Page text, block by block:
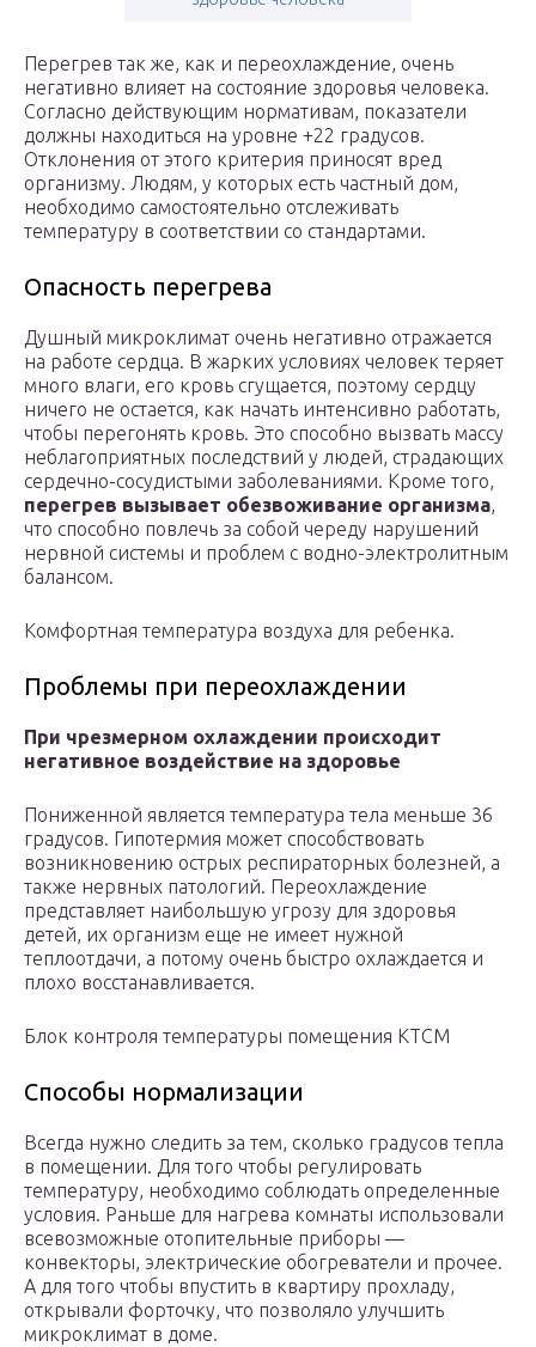
Перегрев так же, как и переохлаждение, очень
негативно влияет на состояние здоровья человека.
Согласно действующим нормативам, показатели
должны находиться на уровне +22 градусов.
Отклонения от этого критерия приносят вред
организму. Людям, у которых есть частный дом,
необходимо самостоятельно отслеживать
температуру в соответствии со стандартами.
Опасность перегрева
Душный микроклимат очень негативно отражается
на работе сердца. В жарких условиях человек теряет
много влаги, его кровь сгущается, поэтому сердцу
ничего не остается, как начать интенсивно работать,
чтобы перегонять кровь. Это способно вызвать массу
неблагоприятных последствий у людей, страдающих
сердечно-сосудистыми заболеваниями. Кроме того,
перегрев вызывает обезвоживание организма,
что способно повлечь за собой череду нарушений
нервной системы и проблем с водно-электролитным
балансом.
Комфортная температура воздуха для ребенка.
Проблемы при переохлаждении
При чрезмерном охлаждении происходит
негативное воздействие на здоровье
Пониженной является температура тела меньше 36
градусов. Гипотермия может способствовать
возникновению острых респираторных болезней, а
также нервных патологий. Переохлаждение
представляет наибольшую угрозу для здоровья
детей, их организм еще не имеет нужной
теплоотдачи, а потому очень быстро охлаждается и
плохо восстанавливается.
Блок контроля температуры помещения КТСМ
Способы нормализации
Всегда нужно следить за тем, сколько градусов тепла
в помещении. Для того чтобы регулировать
температуру, необходимо соблюдать определенные
условия. Раньше для нагрева комнаты использовали
всевозможные отопительные приборы —
конвекторы, электрические обогреватели и прочее.
А для того чтобы впустить в квартиру прохладу,
открывали форточку, что позволяло улучшить
микроклимат в доме.